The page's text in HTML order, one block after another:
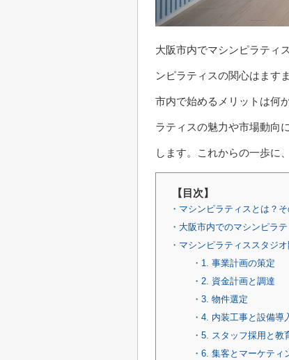
大阪市内でマシンピラティ
ンピラティスの関心はます
市内で始めるメリットは何
ラティスの魅力や市場動向
します。これからの一歩に
【目次】
・マシンピラティスとは？
・大阪市内でのマシンピラ
・マシンピラティススタジ
・1. 事業計画の策定
・2. 資金計画と調達
・3. 物件選定
・4. 内装工事と設備導
・5. スタッフ採用と教
・6. 集客とマーケティ